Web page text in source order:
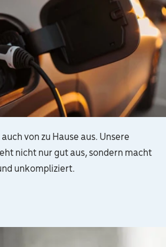
von zu Hause aus. Unsere
nicht nur gut aus, sondern macht
unkompliziert.